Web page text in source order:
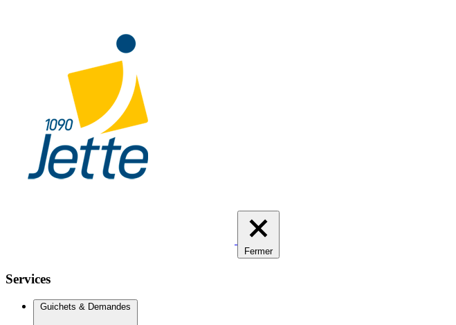
Fermer
Services
Guichets & Demandes